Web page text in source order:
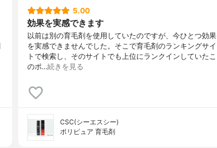
5.00
効果を実感できます
以前は別の育毛剤を使用していたのですが、今ひとつ効果
を実感できませんでした。そこで育毛剤のランキングサイ
トで検索し、そのサイトでも上位にランクインしていたこ
のポ…続きを見る
CSC(シーエスシー)
ポリピュア 育毛剤